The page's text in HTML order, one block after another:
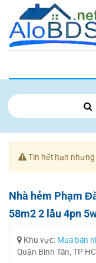
Tin hết hạn
Nhà hẻm Phạm
58m2 2 lầu 4pn
Khu vực: Mua bán
Quận Bình Tân, TP